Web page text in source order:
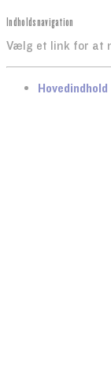
Indholdsnavigation
Vælg et link for at
gå til
Hovedindhold